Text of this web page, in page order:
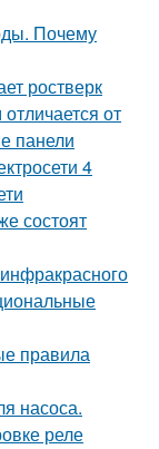
Почему
ростверк
от
панели
4
состоят
правила
насоса.
реле